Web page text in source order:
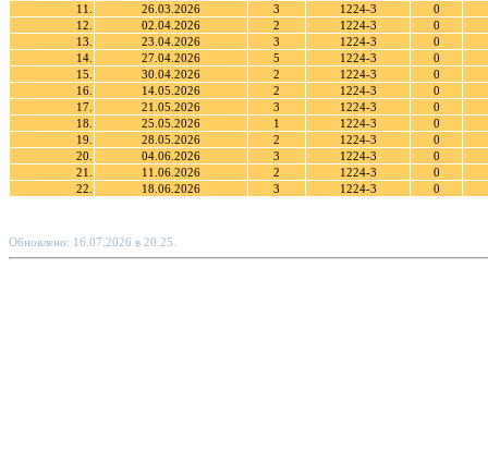
11.
26.03.2026 3 1224-3
0
12.
02.04.2026 2 1224-3
0
13.
23.04.2026 3 1224-3
0
14.
27.04.2026 5 1224-3
0
15.
30.04.2026 2 1224-3
0
16.
14.05.2026 2 1224-3
0
17.
21.05.2026 3 1224-3
0
18.
25.05.2026 1 1224-3
0
19.
28.05.2026 2 1224-3
0
20.
04.06.2026 3 1224-3
0
21.
11.06.2026 2 1224-3
0
22.
18.06.2026 3 1224-3 0
Обновлено: 16.07.2026 в 20:25.